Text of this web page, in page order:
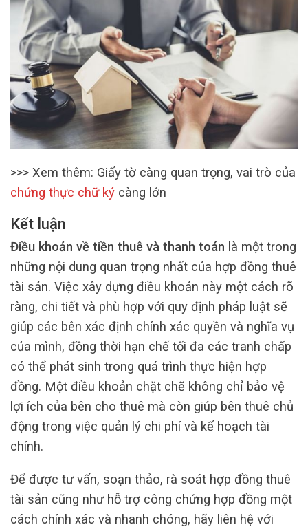
>>> Xem thêm: Giấy tờ càng quan trọng, vai trò của
chứng thực chữ ký càng lớn
Kết luận
Điều khoản về tiền thuê và thanh toán là một trong
những nội dung quan trọng nhất của hợp đồng thuê
tài sản. Việc xây dựng điều khoản này một cách rõ
ràng, chi tiết và phù hợp với quy định pháp luật sẽ
giúp các bên xác định chính xác quyền và nghĩa vụ
của mình, đồng thời hạn chế tối đa các tranh chấp
có thể phát sinh trong quá trình thực hiện hợp
đồng. Một điều khoản chặt chẽ không chỉ bảo vệ
lợi ích của bên cho thuê mà còn giúp bên thuê chủ
động trong việc quản lý chi phí và kế hoạch tài
chính.
Để được tư vấn, soạn thảo, rà soát hợp đồng thuê
tài sản cũng như hỗ trợ công chứng hợp đồng một
cách chính xác và nhanh chóng, hãy liên hệ với